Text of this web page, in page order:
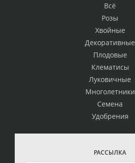
Всё
Розы
Хвойные
Декоративные
Плодовые
Клематисы
Луковичные
Многолетники
Семена
Удобрения
РАССЫЛКА